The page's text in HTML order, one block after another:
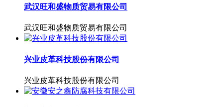
武汉旺和盛物质贸易有限公司
武汉旺和盛物质贸易有限公司
兴业皮革科技股份有限公司
兴业皮革科技股份有限公司